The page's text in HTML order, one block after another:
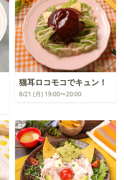
猫耳ロコモコでキュン！
8/21 (月) 19:00〜20:00